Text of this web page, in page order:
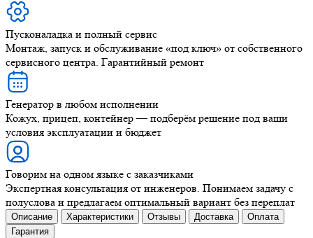
Пусконаладка и полный сервис
Монтаж, запуск и обслуживание «под ключ» от собственного
сервисного центра. Гарантийный ремонт
Генератор в любом исполнении
Кожух, прицеп, контейнер — подберём решение под ваши
условия эксплуатации и бюджет
Говорим на одном языке с заказчиками
Экспертная консультация от инженеров. Понимаем задачу с
полуслова и предлагаем оптимальный вариант без переплат
Описание Характеристики Отзывы Доставка
Оплата
Гарантия